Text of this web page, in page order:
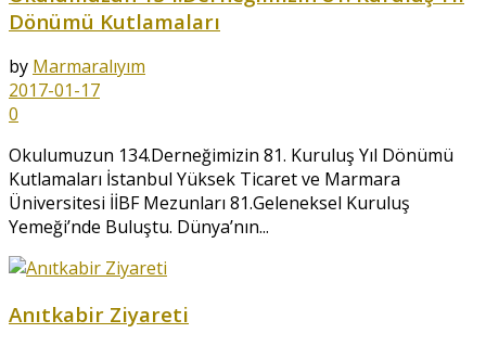
Dönümü Kutlamaları
by Marmaralıyım
2017-01-17
0
Okulumuzun 134.Derneğimizin 81. Kuruluş Yıl Dönümü
Kutlamaları İstanbul Yüksek Ticaret ve Marmara
Üniversitesi İİBF Mezunları 81.Geleneksel Kuruluş
Yemeği’nde Buluştu. Dünya’nın...
Anıtkabir Ziyareti